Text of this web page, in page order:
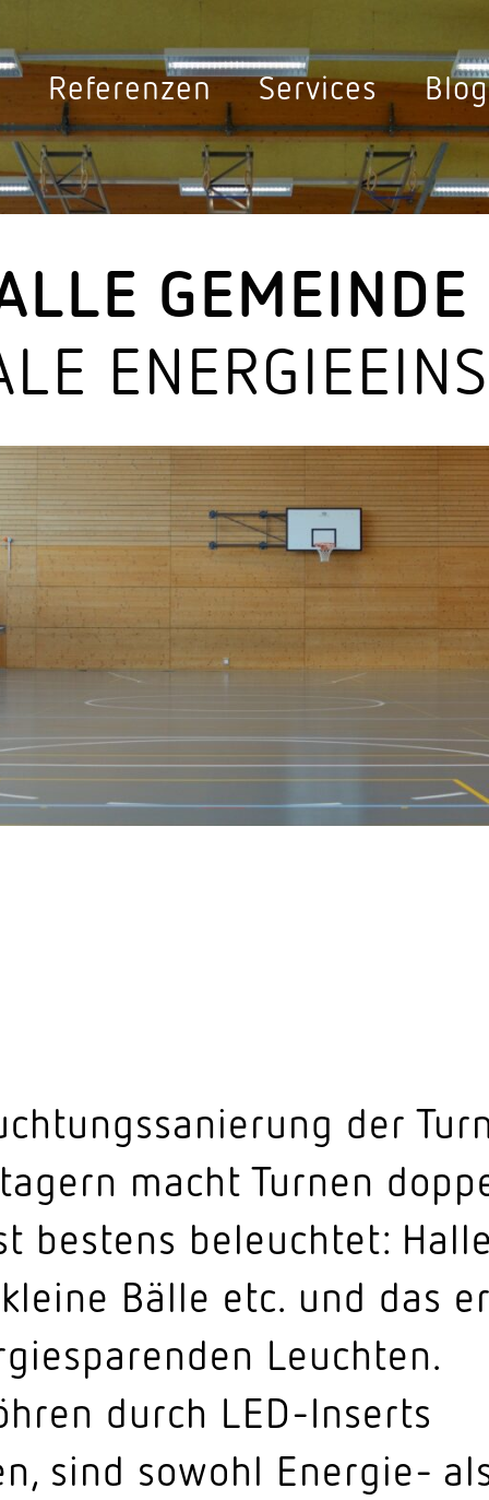
Sensor­leuchten
Sensor­leuchten Aussen
Sensor­leuchten Solar
Sensor­leuchten Strassen
Sensorik
Bewe­gungs­melder
Multi­sen­sorik
Präsenz­melder 360°
Sensorik für
Video-Sensorik
Refe­renzen Services Blog
GEMEINDE
der
macht Turnen
bestens beleuchtet:
Bälle etc. und das
Leuchten.
durch LED-Inserts
sind sowohl Energie-